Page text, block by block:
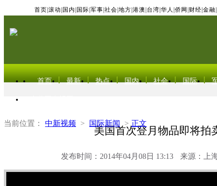
首页 滚动 国内 国际 军事 社会 地方 港澳 台湾 华人 侨网 财经 金融
首页 最新 热点 国内 社会 国际
当前位置： 中新视频 > 国际新闻 > 正文
美国首次登月物品即将拍
发布时间：2014年04月08日 13:13 来源：上